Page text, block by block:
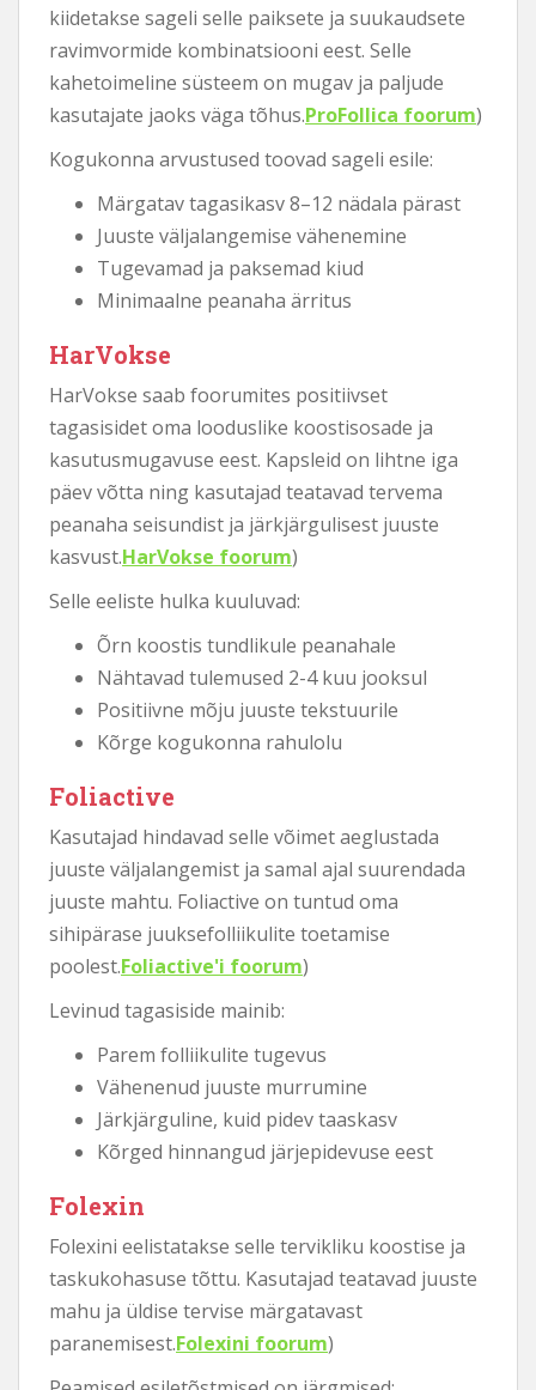
kiidetakse sageli selle paiksete ja suukaudsete
ravimvormide kombinatsiooni eest. Selle
kahetoimeline süsteem on mugav ja paljude
kasutajate jaoks väga tõhus.ProFollica foorum)
Kogukonna arvustused toovad sageli esile:
Märgatav tagasikasv 8–12 nädala pärast
Juuste väljalangemise vähenemine
Tugevamad ja paksemad kiud
Minimaalne peanaha ärritus
HarVokse
HarVokse saab foorumites positiivset
tagasisidet oma looduslike koostisosade ja
kasutusmugavuse eest. Kapsleid on lihtne iga
päev võtta ning kasutajad teatavad tervema
peanaha seisundist ja järkjärgulisest juuste
kasvust.HarVokse foorum)
Selle eeliste hulka kuuluvad:
Õrn koostis tundlikule peanahale
Nähtavad tulemused 2-4 kuu jooksul
Positiivne mõju juuste tekstuurile
Kõrge kogukonna rahulolu
Foliactive
Kasutajad hindavad selle võimet aeglustada
juuste väljalangemist ja samal ajal suurendada
juuste mahtu. Foliactive on tuntud oma
sihipärase juuksefolliikulite toetamise
poolest.Foliactive'i foorum)
Levinud tagasiside mainib:
Parem folliikulite tugevus
Vähenenud juuste murrumine
Järkjärguline, kuid pidev taaskasv
Kõrged hinnangud järjepidevuse eest
Folexin
Folexini eelistatakse selle tervikliku koostise ja
taskukohasuse tõttu. Kasutajad teatavad juuste
mahu ja üldise tervise märgatavast
paranemisest.Folexini foorum)